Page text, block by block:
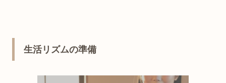
生活リズムの準備